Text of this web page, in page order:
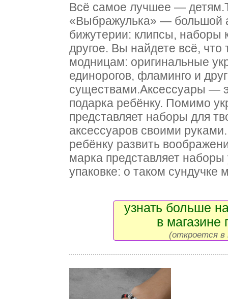
Всё самое лучшее —
«Выбражулька» — большой
бижутерии: клипсы, наборы
другое. Вы найдете всё, что
модницам: оригинальные
единорогов, фламинго и
существами.Аксессуары —
подарка ребёнку. Помимо
представляет наборы для
аксессуаров своими
ребёнку развить
марка представляет
упаковке: о таком сундучке
узнать больше
в магазине
(откроется в